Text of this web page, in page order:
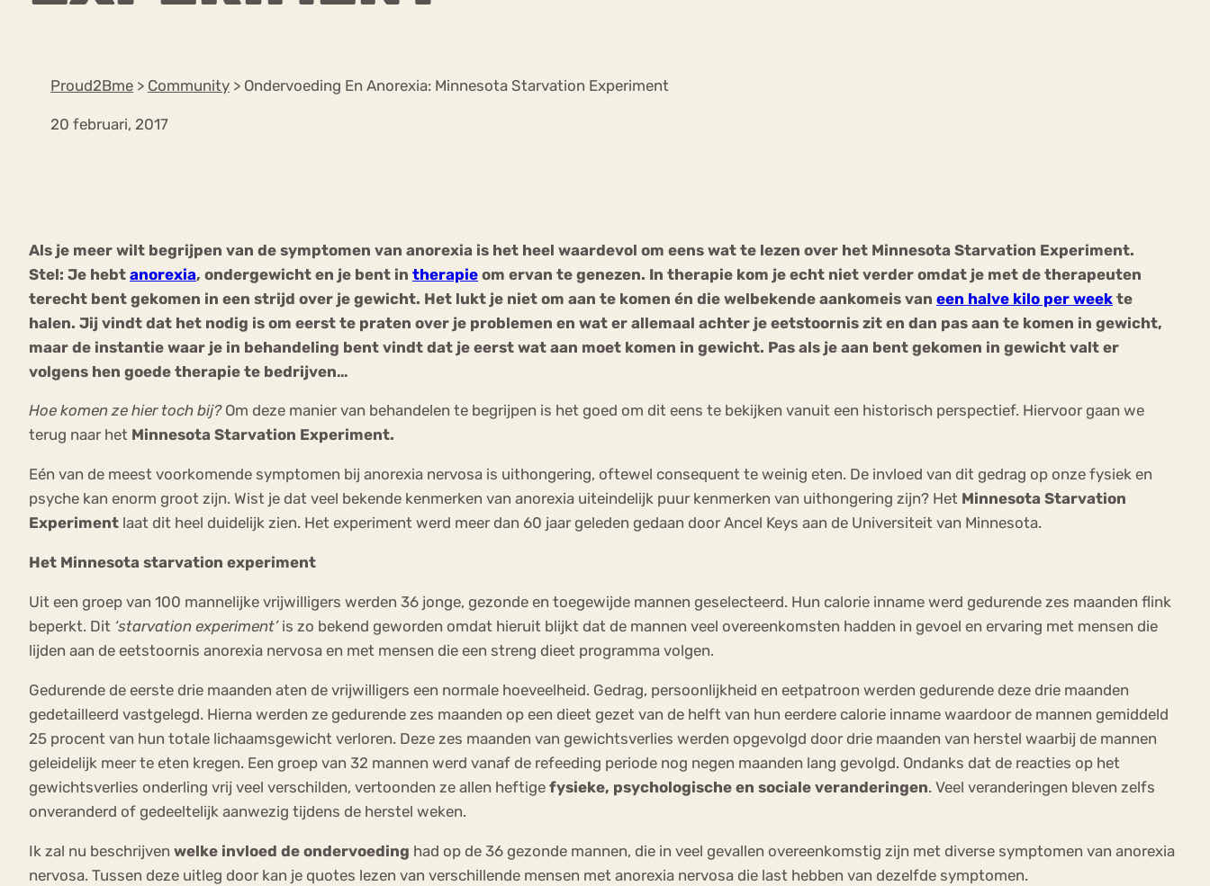
Proud2Bme > Community > Ondervoeding En Anorexia: Minnesota Starvation Experiment
20 februari, 2017
Als je meer wilt begrijpen van de symptomen van anorexia is het heel waardevol om eens wat te lezen over het Minnesota Starvation Experiment.
Stel: Je hebt anorexia, ondergewicht en je bent in therapie om ervan te genezen. In therapie kom je echt niet verder omdat je met de therapeuten
terecht bent gekomen in een strijd over je gewicht. Het lukt je niet om aan te komen én die welbekende aankomeis van een halve kilo per week te
halen. Jij vindt dat het nodig is om eerst te praten over je problemen en wat er allemaal achter je eetstoornis zit en dan pas aan te komen in gewicht,
maar de instantie waar je in behandeling bent vindt dat je eerst wat aan moet komen in gewicht. Pas als je aan bent gekomen in gewicht valt er
volgens hen goede therapie te bedrijven…
Hoe komen ze hier toch bij?Om deze manier van behandelen te begrijpen is het goed om dit eens te bekijken vanuit een historisch perspectief. Hiervoor gaan we
terug naar het Minnesota Starvation Experiment.
Eén van de meest voorkomende symptomen bij anorexia nervosa is uithongering, oftewel consequent te weinig eten. De invloed van dit gedrag op onze fysiek en
psyche kan enorm groot zijn. Wist je dat veel bekende kenmerken van anorexia uiteindelijk puur kenmerken van uithongering zijn? Het Minnesota Starvation
Experiment laat dit heel duidelijk zien. Het experiment werd meer dan 60 jaar geleden gedaan door Ancel Keys aan de Universiteit van Minnesota.
Het Minnesota starvation experiment
Uit een groep van 100 mannelijke vrijwilligers werden 36 jonge, gezonde en toegewijde mannen geselecteerd. Hun calorie inname werd gedurende zes maanden flink
beperkt. Dit ‘starvation experiment’ is zo bekend geworden omdat hieruit blijkt dat de mannen veel overeenkomsten hadden in gevoel en ervaring met mensen die
lijden aan de eetstoornis anorexia nervosa en met mensen die een streng dieet programma volgen.
Gedurende de eerste drie maanden aten de vrijwilligers een normale hoeveelheid. Gedrag, persoonlijkheid en eetpatroon werden gedurende deze drie maanden
gedetailleerd vastgelegd. Hierna werden ze gedurende zes maanden op een dieet gezet van de helft van hun eerdere calorie inname waardoor de mannen gemiddeld
25 procent van hun totale lichaamsgewicht verloren. Deze zes maanden van gewichtsverlies werden opgevolgd door drie maanden van herstel waarbij de mannen
geleidelijk meer te eten kregen. Een groep van 32 mannen werd vanaf de refeeding periode nog negen maanden lang gevolgd. Ondanks dat de reacties op het
gewichtsverlies onderling vrij veel verschilden, vertoonden ze allen heftige fysieke, psychologische en sociale veranderingen. Veel veranderingen bleven zelfs
onveranderd of gedeeltelijk aanwezig tijdens de herstel weken.
Ik zal nu beschrijven welke invloed de ondervoeding had op de 36 gezonde mannen, die in veel gevallen overeenkomstig zijn met diverse symptomen van anorexia
nervosa. Tussen deze uitleg door kan je quotes lezen van verschillende mensen met anorexia nervosa die last hebben van dezelfde symptomen.
VEEL GEZOCHTE TERMEN